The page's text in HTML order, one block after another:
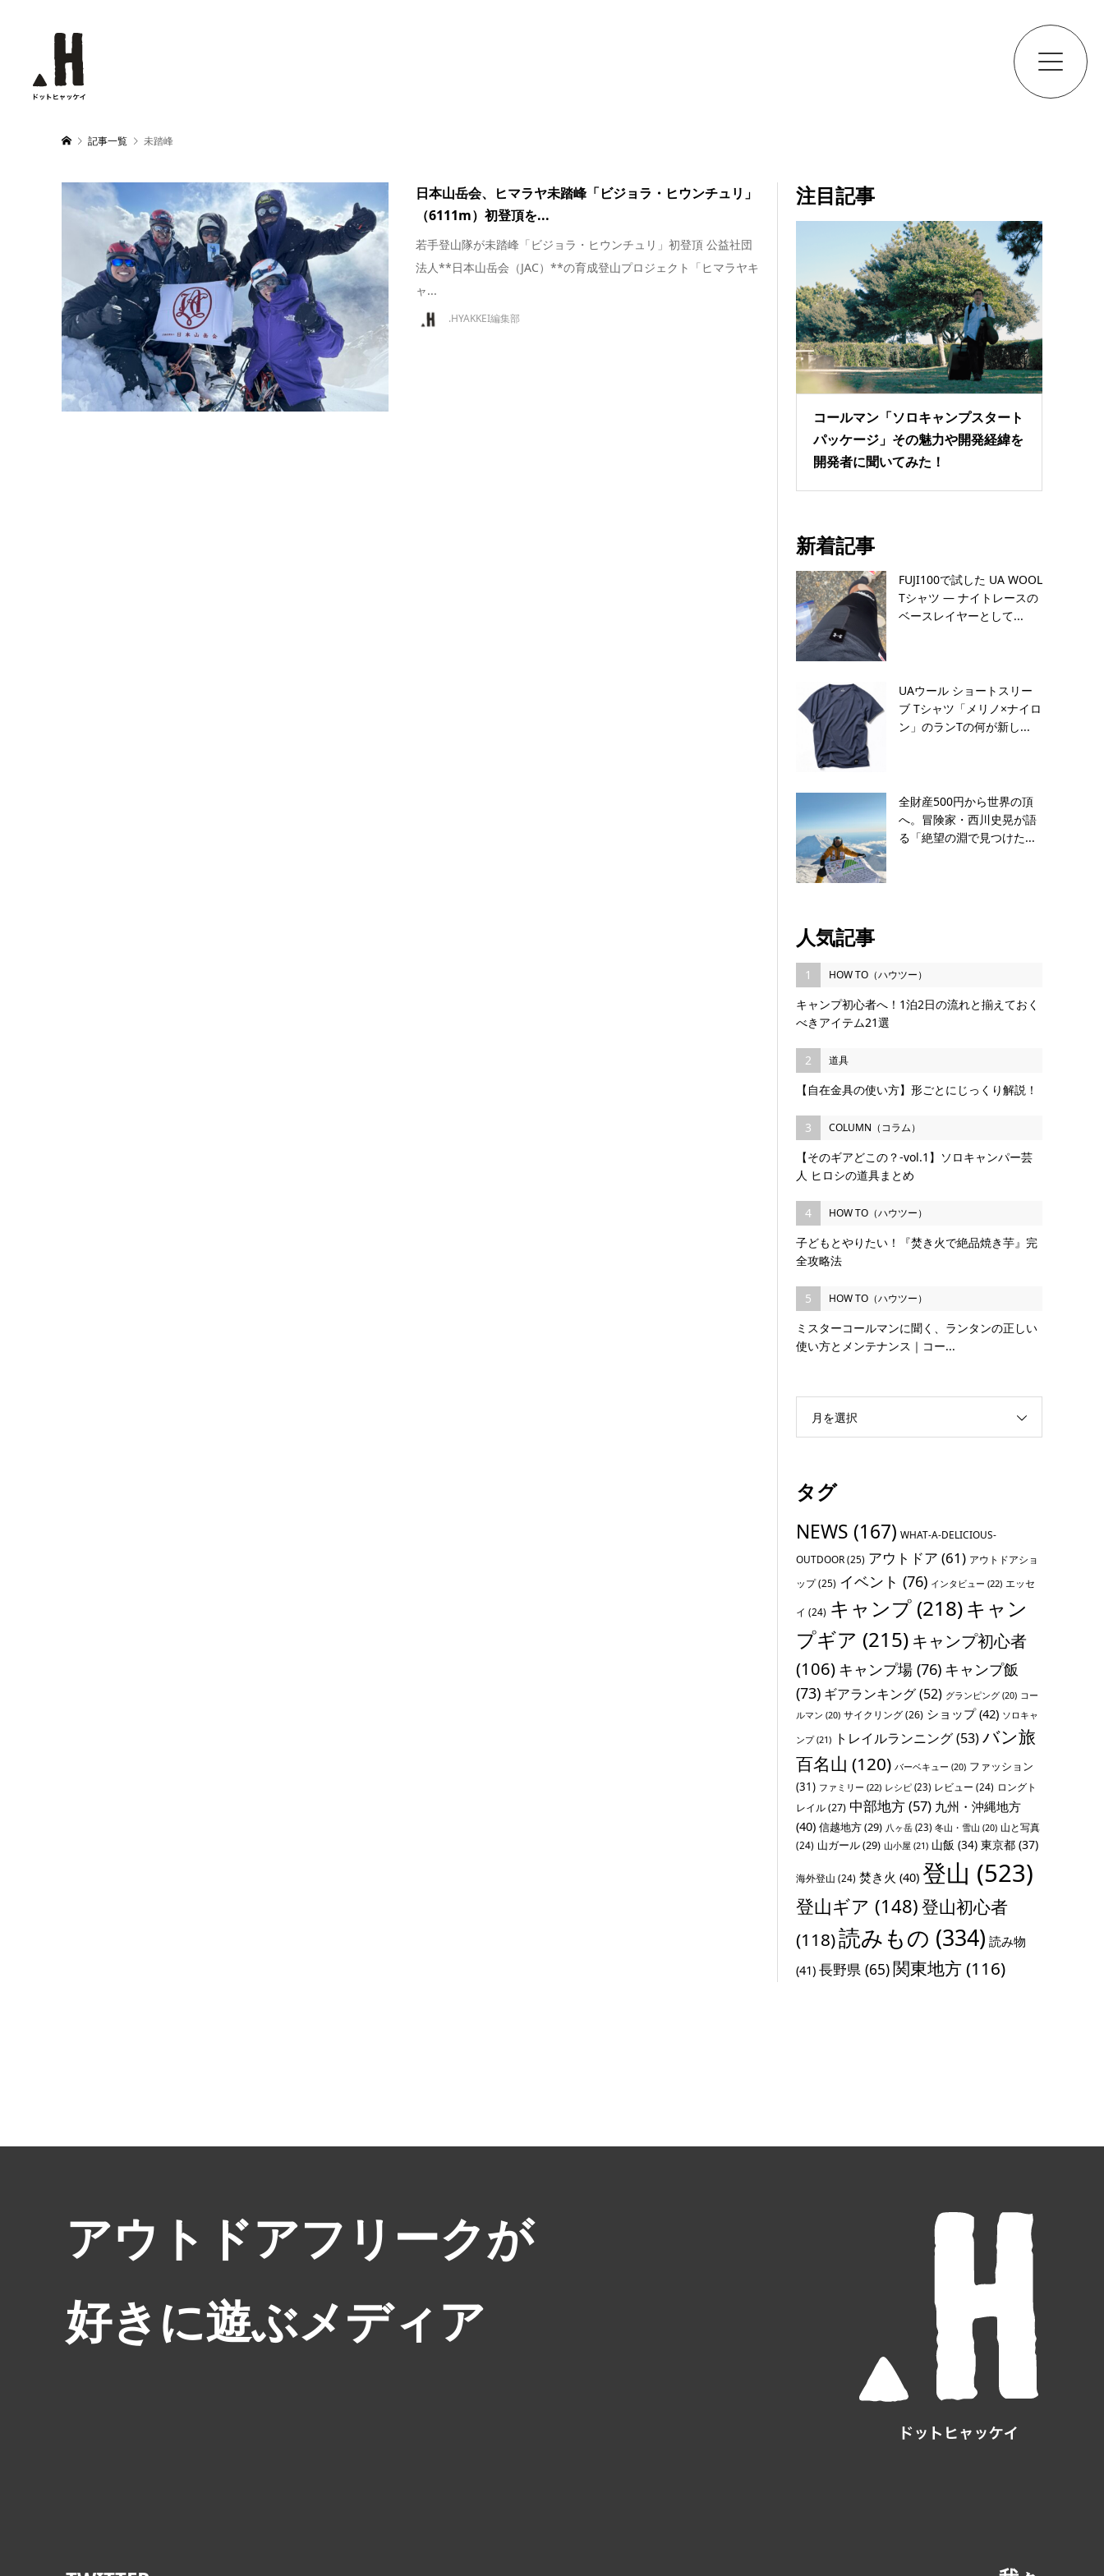
記事一覧 未踏峰
日本山岳会、ヒマラヤ未踏峰「ビジョラ・ヒウンチュリ」
（6111m）初登頂を...
若手登山隊が未踏峰「ビジョラ・ヒウンチュリ」初登頂 公益社団
法人**日本山岳会（JAC）**の育成登山プロジェクト「ヒマラヤキ
ャ...
.HYAKKEI編集部
注目記事
コールマン「ソロキャンプスタート
パッケージ」その魅力や開発経緯を
開発者に聞いてみた！
新着記事
FUJI100で試した UA WOOL
Tシャツ — ナイトレースの
ベースレイヤーとして...
UAウール ショートスリー
ブ Tシャツ「メリノ×ナイロ
ン」のランTの何が新し...
全財産500円から世界の頂
へ。冒険家・西川史晃が語
る「絶望の淵で見つけた...
人気記事
1 HOW TO（ハウツー）
キャンプ初心者へ！1泊2日の流れと揃えておく
べきアイテム21選
2 道具
【自在金具の使い方】形ごとにじっくり解説！
3 COLUMN（コラム）
【そのギアどこの？-vol.1】ソロキャンパー芸
人 ヒロシの道具まとめ
4 HOW TO（ハウツー）
子どもとやりたい！『焚き火で絶品焼き芋』完
全攻略法
5 HOW TO（ハウツー）
ミスターコールマンに聞く、ランタンの正しい
使い方とメンテナンス｜コー...
月を選択
タグ
NEWS (167) WHAT-A-DELICIOUS-
OUTDOOR(25) アウトドア (61) アウトドアショ
ップ(25) イベント (76) インタビュー (22) エッセ
イ (24) キャンプ (218)キャン
プギア (215) キャンプ初心者
(106) キャンプ場 (76) キャンプ飯
(73) ギアランキング(52) グランピング (20) コー
ルマン (20) サイクリング(26) ショップ(42) ソロキャ
ンプ(21) トレイルランニング(53)バン旅
百名山 (120) バーベキュー (20) ファッション
(31) ファミリー (22) レシピ (23) レビュー (24) ロングト
レイル(27) 中部地方(57) 九州・沖縄地方
(40) 信越地方(29) 八ヶ岳 (23) 冬山・雪山 (20) 山と写真
(24) 山ガール(29) 山小屋 (21) 山飯 (34) 東京都 (37)
海外登山 (24) 焚き火 (40) 登山 (523)
登山ギア (148)登山初心者
(118)読みもの (334) 読み物
(41) 長野県 (65)関東地方(116)
アウトドアフリークが
好きに遊ぶメディア